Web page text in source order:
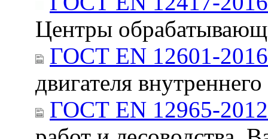
Центры
ГОСТ EN 12601-2016
двигателя
ГОСТ EN 12965-2012